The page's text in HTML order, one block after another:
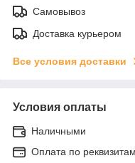
Самовывоз
Доставка курьером
Все условия доставки
Условия оплаты
Наличными
Оплата по